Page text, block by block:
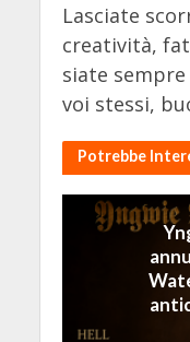
Lasciate
creatività,
siate
voi stessi,
Potrebbe